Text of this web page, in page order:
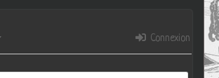
Connexion